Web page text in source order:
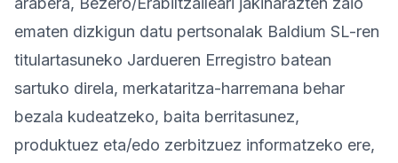
Probatu doan
ematen dizkigun datu pertsonalak Baldium SL-ren
titulartasuneko Jardueren Erregistro batean
sartuko direla, merkataritza-harremana behar
bezala kudeatzeko, baita berritasunez,
produktuez eta/edo zerbitzuez informatzeko ere,